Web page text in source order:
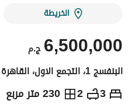
الخريطة
ج.م 6,500,000
البنفسج 1، التجمع الاول، القاهرة الجديدة، القاهرة
3
2 230 متر مربع ج.م 6,500,000